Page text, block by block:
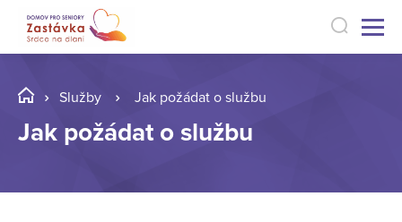
Služby Jak požádat o službu
Jak požádat o službu